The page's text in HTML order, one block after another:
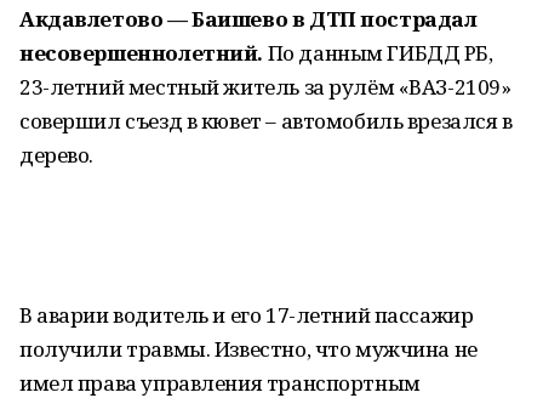
Акдавлетово — Баишево в ДТП пострадал
несовершеннолетний. По данным ГИБДД РБ,
23-летний местный житель за рулём «ВАЗ-2109»
совершил съезд в кювет – автомобиль врезался в
дерево.
В аварии водитель и его 17-летний пассажир
получили травмы. Известно, что мужчина не
имел права управления транспортным